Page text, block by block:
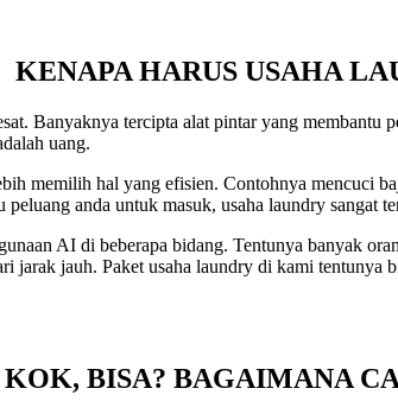
KENAPA HARUS USAHA
Banyaknya tercipta alat pintar yang
uang.
memilih hal yang efisien. Contohnya mencuci
anda untuk masuk, usaha laundry sangat
AI di beberapa bidang. Tentunya banyak
jarak jauh. Paket usaha laundry di kami
KOK, BISA? BAGAIMANA